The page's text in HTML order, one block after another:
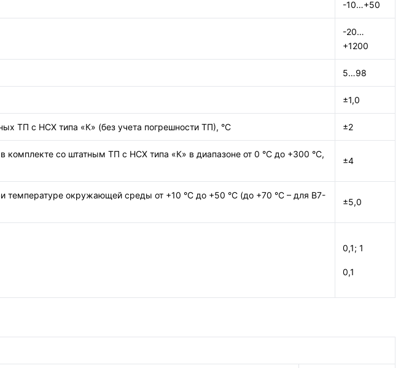
-10…+50
-20…
+1200
5…98
±1,0
ТП с НСХ типа «К» (без учета погрешности ТП), °С ±2
со штатным ТП с НСХ типа «К» в диапазоне от 0 °С до +300 °С,
±4
температуре окружающей среды от +10 °С до +50 °С (до +70 °С – для В7-
±5,0
0,1; 1
0,1